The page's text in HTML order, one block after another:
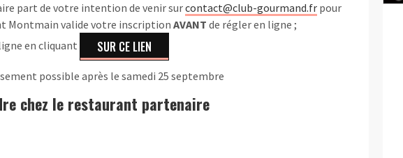
part de votre intention de venir surcontact@club-gourmand.fr pour
Montmain valide votre inscription AVANT de régler en ligne ;
en cliquant
SUR CE LIEN
possible après le samedi 25 septembre
chez le restaurant partenaire